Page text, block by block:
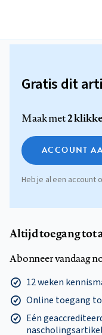
Gratis dit
Maak met2
ACCOUNT
Heb je al een account
Altijd toegang tot
Abonneer vandaag
12 weken
Online toegang
Eén
nascholingsartikel